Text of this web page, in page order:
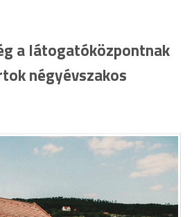
a látogatóközpontnak
négyévszakos